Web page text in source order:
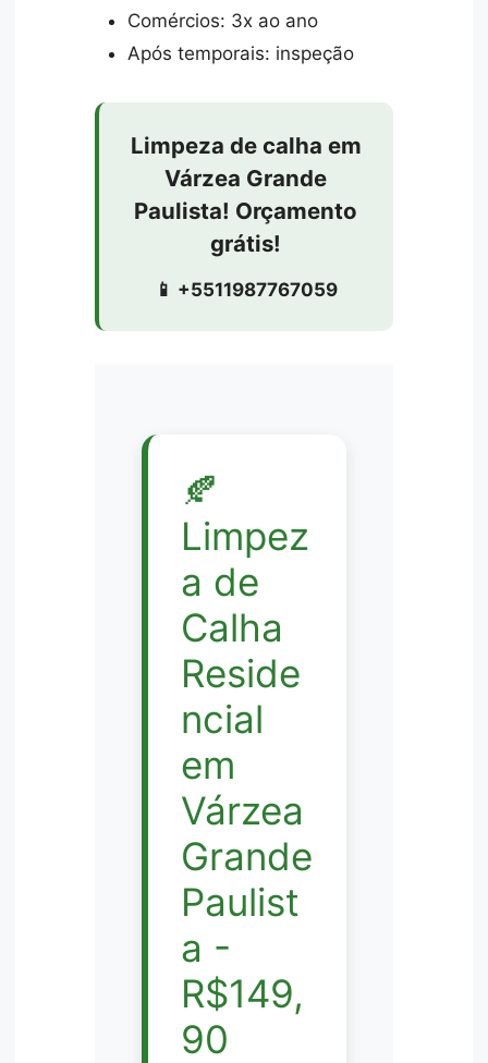
Comércios: 3x ao ano
Após temporais: inspeção
Limpeza de calha em
Várzea Grande
Paulista! Orçamento
grátis!
📱 +5511987767059
🍂
Limpez
a de
Calha
Reside
ncial
em
Várzea
Grande
Paulist
a -
R$149,
90